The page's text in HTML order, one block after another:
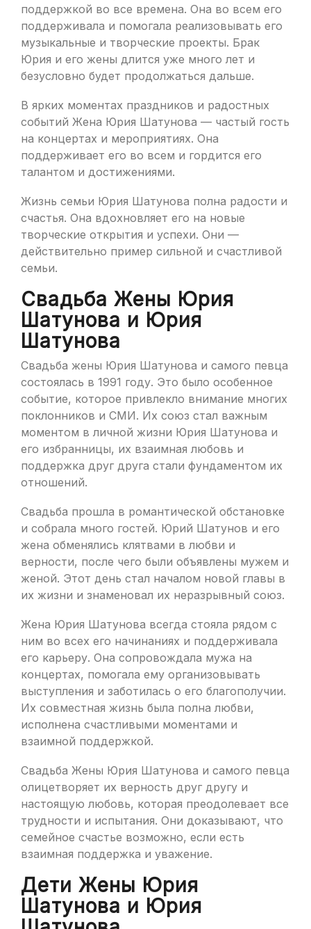
поддержкой во все времена. Она во всем его
поддерживала и помогала реализовывать его
музыкальные и творческие проекты. Брак
Юрия и его жены длится уже много лет и
безусловно будет продолжаться дальше.
В ярких моментах праздников и радостных
событий Жена Юрия Шатунова — частый гость
на концертах и мероприятиях. Она
поддерживает его во всем и гордится его
талантом и достижениями.
Жизнь семьи Юрия Шатунова полна радости и
счастья. Она вдохновляет его на новые
творческие открытия и успехи. Они —
действительно пример сильной и счастливой
семьи.
Свадьба Жены Юрия
Шатунова и Юрия
Шатунова
Свадьба жены Юрия Шатунова и самого певца
состоялась в 1991 году. Это было особенное
событие, которое привлекло внимание многих
поклонников и СМИ. Их союз стал важным
моментом в личной жизни Юрия Шатунова и
его избранницы, их взаимная любовь и
поддержка друг друга стали фундаментом их
отношений.
Свадьба прошла в романтической обстановке
и собрала много гостей. Юрий Шатунов и его
жена обменялись клятвами в любви и
верности, после чего были объявлены мужем и
женой. Этот день стал началом новой главы в
их жизни и знаменовал их неразрывный союз.
Жена Юрия Шатунова всегда стояла рядом с
ним во всех его начинаниях и поддерживала
его карьеру. Она сопровождала мужа на
концертах, помогала ему организовывать
выступления и заботилась о его благополучии.
Их совместная жизнь была полна любви,
исполнена счастливыми моментами и
взаимной поддержкой.
Свадьба Жены Юрия Шатунова и самого певца
олицетворяет их верность друг другу и
настоящую любовь, которая преодолевает все
трудности и испытания. Они доказывают, что
семейное счастье возможно, если есть
взаимная поддержка и уважение.
Дети Жены Юрия
Шатунова и Юрия